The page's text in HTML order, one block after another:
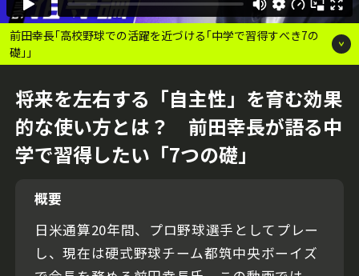
前田幸長｢高校野球での活躍を近づける｢中学で習得すべき7の
礎｣｣
将来を左右する「自主性」を育む効果
的な使い方とは？ 前田幸長が語る中
学で習得したい「7つの礎」
概要
日米通算20年間、プロ野球選手としてプレー
し、現在は硬式野球チーム都筑中央ボーイズ